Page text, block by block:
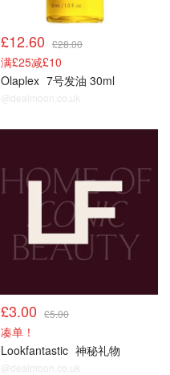
£12.60 £28.00
满£25减£10
Olaplex 7号发油 30ml
@dealmoon.co.uk
£3.00 £5.00
凑单！
Lookfantastic 神秘礼物
@dealmoon.co.uk